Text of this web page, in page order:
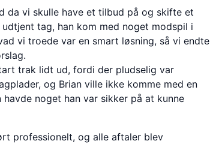
da vi skulle have et tilbud på og skifte et
tag, han kom med noget modspil i
vi troede var en smart løsning, så vi endte
trak lidt ud, fordi der pludselig var
og Brian ville ikke komme med en
noget han var sikker på at kunne
professionelt, og alle aftaler blev